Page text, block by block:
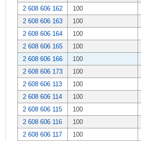
2 608 606 162
100
2 608 606 163
100
2 608 606 164
100
2 608 606 165
100
2 608 606 166
100
2 608 606 173
100
2 608 606 113
100
2 608 606 114
100
2 608 606 115
100
2 608 606 116
100
2 608 606 117
100